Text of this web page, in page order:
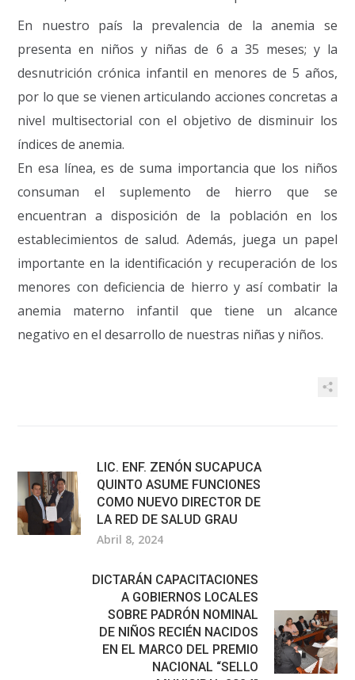
En nuestro país la prevalencia de la anemia se
presenta en niños y niñas de 6 a 35 meses; y la
desnutrición crónica infantil en menores de 5 años,
por lo que se vienen articulando acciones concretas a
nivel multisectorial con el objetivo de disminuir los
índices de anemia.
En esa línea, es de suma importancia que los niños
consuman el suplemento de hierro que se
encuentran a disposición de la población en los
establecimientos de salud. Además, juega un papel
importante en la identificación y recuperación de los
menores con deficiencia de hierro y así combatir la
anemia materno infantil que tiene un alcance
negativo en el desarrollo de nuestras niñas y niños.
LIC. ENF. ZENÓN SUCAPUCA
QUINTO ASUME FUNCIONES
COMO NUEVO DIRECTOR DE
LA RED DE SALUD GRAU
Abril 8, 2024
DICTARÁN CAPACITACIONES
A GOBIERNOS LOCALES
SOBRE PADRÓN NOMINAL
DE NIÑOS RECIÉN NACIDOS
EN EL MARCO DEL PREMIO
NACIONAL “SELLO